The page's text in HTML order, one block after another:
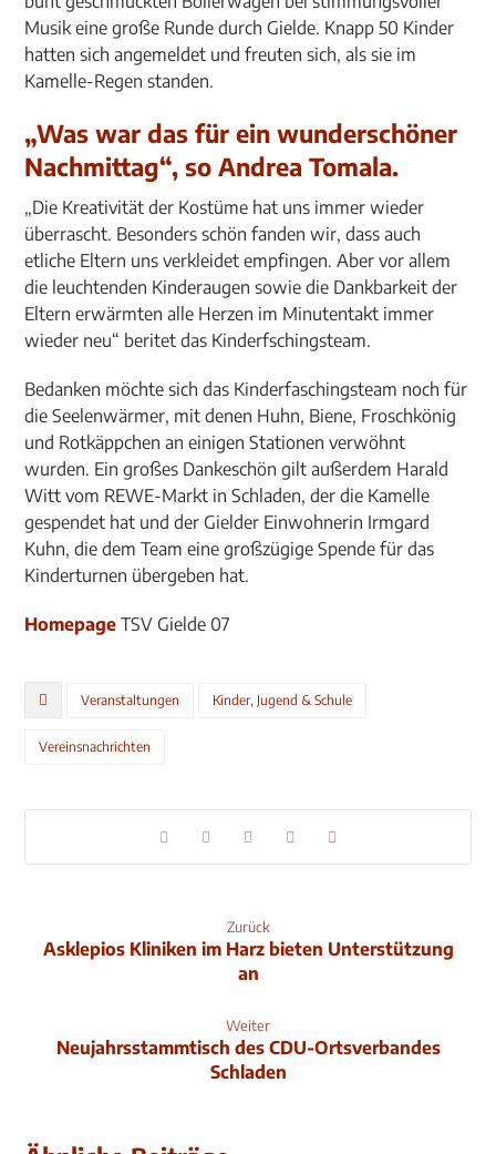
Musik eine große Runde durch Gielde. Knapp 50 Kinder
hatten sich angemeldet und freuten sich, als sie im
Kamelle-Regen standen.
„Was war das für ein wunderschöner
Nachmittag“, so Andrea Tomala.
„Die Kreativität der Kostüme hat uns immer wieder
überrascht. Besonders schön fanden wir, dass auch
etliche Eltern uns verkleidet empfingen. Aber vor allem
die leuchtenden Kinderaugen sowie die Dankbarkeit der
Eltern erwärmten alle Herzen im Minutentakt immer
wieder neu“ beritet das Kinderfschingsteam.
Bedanken möchte sich das Kinderfaschingsteam noch für
die Seelenwärmer, mit denen Huhn, Biene, Froschkönig
und Rotkäppchen an einigen Stationen verwöhnt
wurden. Ein großes Dankeschön gilt außerdem Harald
Witt vom REWE-Markt in Schladen, der die Kamelle
gespendet hat und der Gielder Einwohnerin Irmgard
Kuhn, die dem Team eine großzügige Spende für das
Kinderturnen übergeben hat.
Homepage TSV Gielde 07
Veranstaltungen Kinder, Jugend & Schule
Vereinsnachrichten
Zurück
Asklepios Kliniken im Harz bieten Unterstützung
an
Weiter
Neujahrsstammtisch des CDU-Ortsverbandes
Schladen